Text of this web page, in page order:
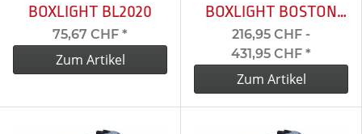
BOXLIGHT BL2020
75,67 CHF *
Zum Artikel
BOXLIGHT BOSTON
WX27NST
216,95 CHF -
431,95 CHF *
Zum Artikel